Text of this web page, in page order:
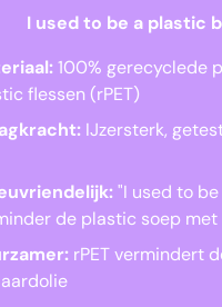
I used to be a plastic
100% gerecyclede
flessen (rPET)
IJzersterk,
"I used to
de plastic soep met
rPET vermindert